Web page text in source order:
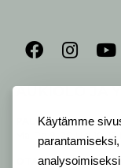
Käytämme
AUKIOLO JA
ALVELEMME:
Ma-Pe 9-20 I La 10-18 I
OTA YHTEYTTÄ: